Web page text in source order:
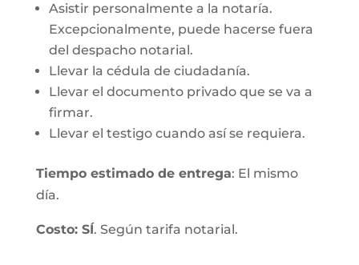
Asistir personalmente a la notaría.
Excepcionalmente, puede hacerse fuera
del despacho notarial.
Llevar la cédula de ciudadanía.
Llevar el documento privado que se va a
firmar.
Llevar el testigo cuando así se requiera.
Tiempo estimado de entrega: El mismo
día.
Costo: SÍ. Según tarifa notarial.